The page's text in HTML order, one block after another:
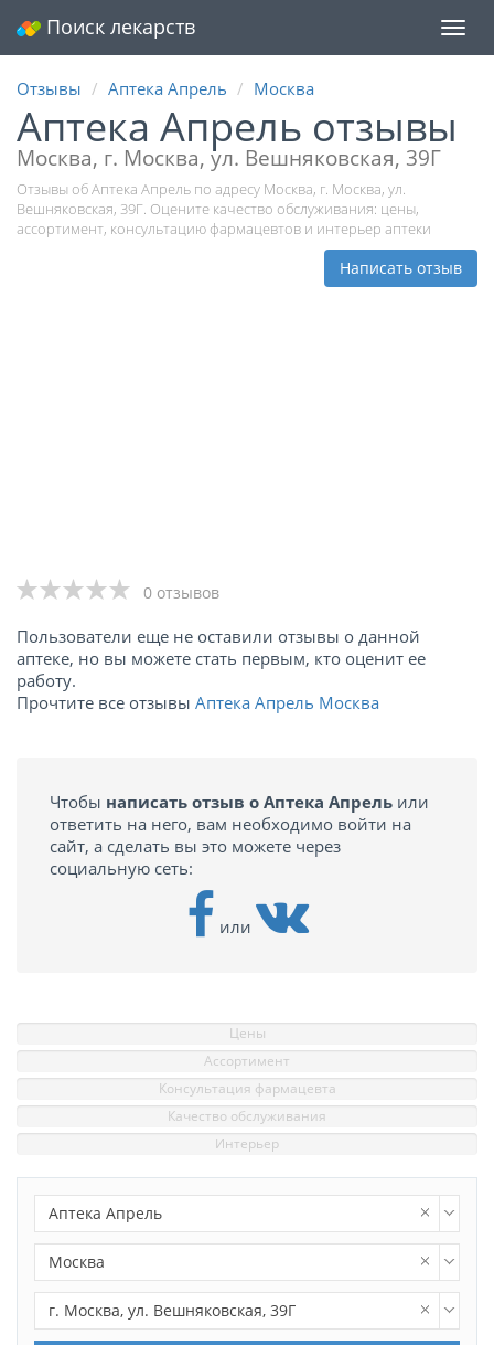
Поиск лекарств
Отзывы Аптека Апрель Москва
Аптека Апрель отзывы
Москва, г. Москва, ул. Вешняковская, 39Г
Отзывы об Аптека Апрель по адресу Москва, г. Москва, ул.
Вешняковская, 39Г. Оцените качество обслуживания: цены,
ассортимент, консультацию фармацевтов и интерьер аптеки
Написать отзыв
0 отзывов
Пользователи еще не оставили отзывы о данной
аптеке, но вы можете стать первым, кто оценит ее
работу.
Прочтите все отзывы Аптека Апрель Москва
Чтобы написать отзыв о Аптека Апрель или
ответить на него, вам необходимо войти на
сайт, а сделать вы это можете через
социальную сеть:
или
Цены
Ассортимент
Консультация фармацевта
Качество обслуживания
Интерьер
Аптека Апрель
Москва
г. Москва, ул. Вешняковская, 39Г